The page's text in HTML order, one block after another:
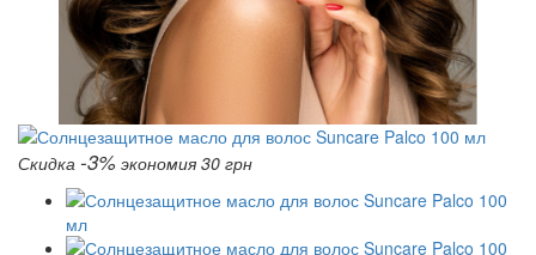
Скидка -3% экономия 30 грн